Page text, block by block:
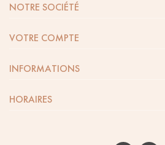
NOTRE SOCIÉTÉ
VOTRE COMPTE
INFORMATIONS
HORAIRES